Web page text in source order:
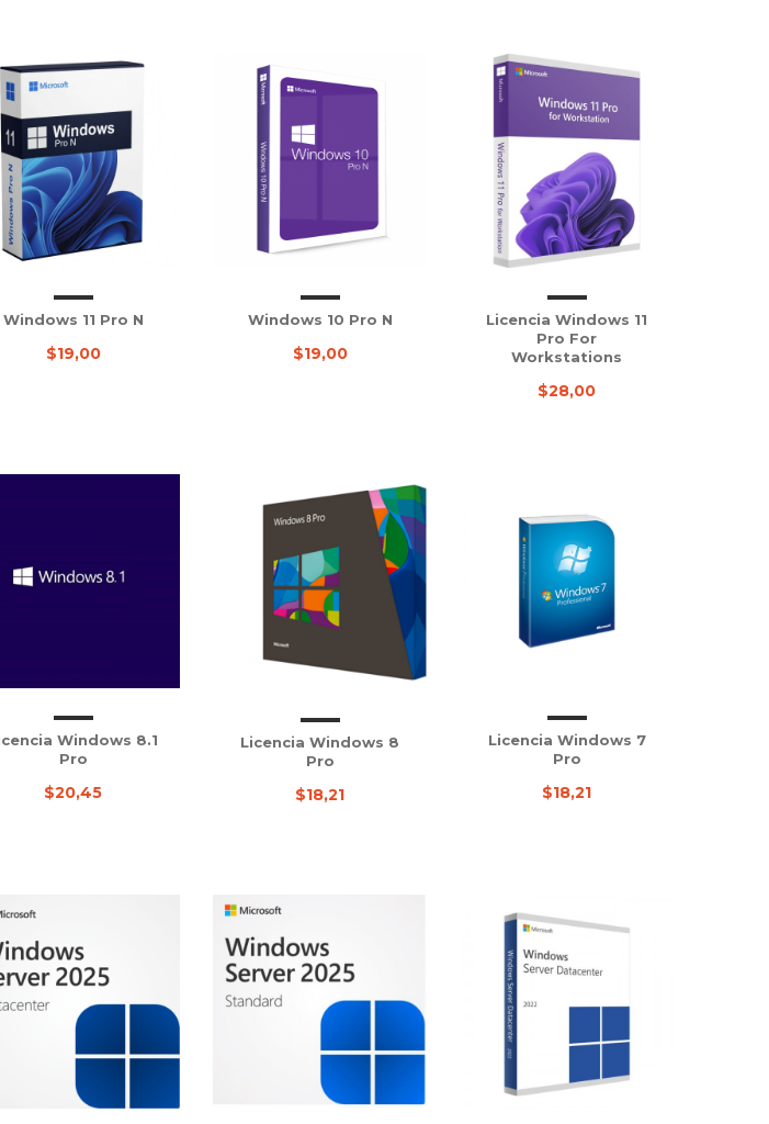
Windows 11 Pro N
$19,00
Windows 10 Pro N
$19,00
Licencia Windows 11
Pro For
Workstations
$28,00
Windows 8.1
Pro
$20,45
Licencia Windows 8
Pro
$18,21
Licencia Windows 7
Pro
$18,21